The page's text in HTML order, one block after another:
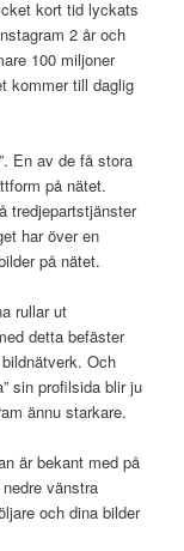
kort tid lyckats
2 år och
100 miljoner
kommer till daglig
En av de få stora
på nätet.
tredjepartstjänster
har över en
på nätet.
rullar ut
detta befäster
Och
sin profilsida blir ju
ännu starkare.
är bekant med på
vänstra
och dina bilder